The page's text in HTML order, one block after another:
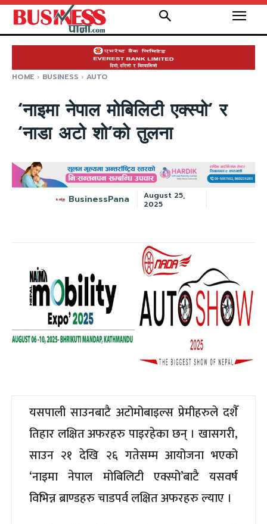
HOME BUSINESS AUTO
‘नाइमा नेपाल मोबिलिटी एक्स्पो’ र
‘नाडा अटो शो’को तुलना
BusinessPana
August 25,
2025
यसपाली साउनबाटै अटोमोबाइल्स प्रेमीहरुले दशैँ
तिहार लक्षित अफरहरु पाइरहेका छन् । खासगरी,
साउन २१ देखि २६ गतेसम्म आयोजना भएको
‘नाइमा नेपाल मोबिलिटी एक्स्पो’बाटै यसवर्ष
विभिन्न ब्राण्डहरु चाडपर्व लक्षित अफरहरु ल्याए ।